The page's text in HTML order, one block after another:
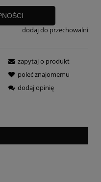
dodaj do przechowalni
zapytaj o produkt
poleć znajomemu
dodaj opinię